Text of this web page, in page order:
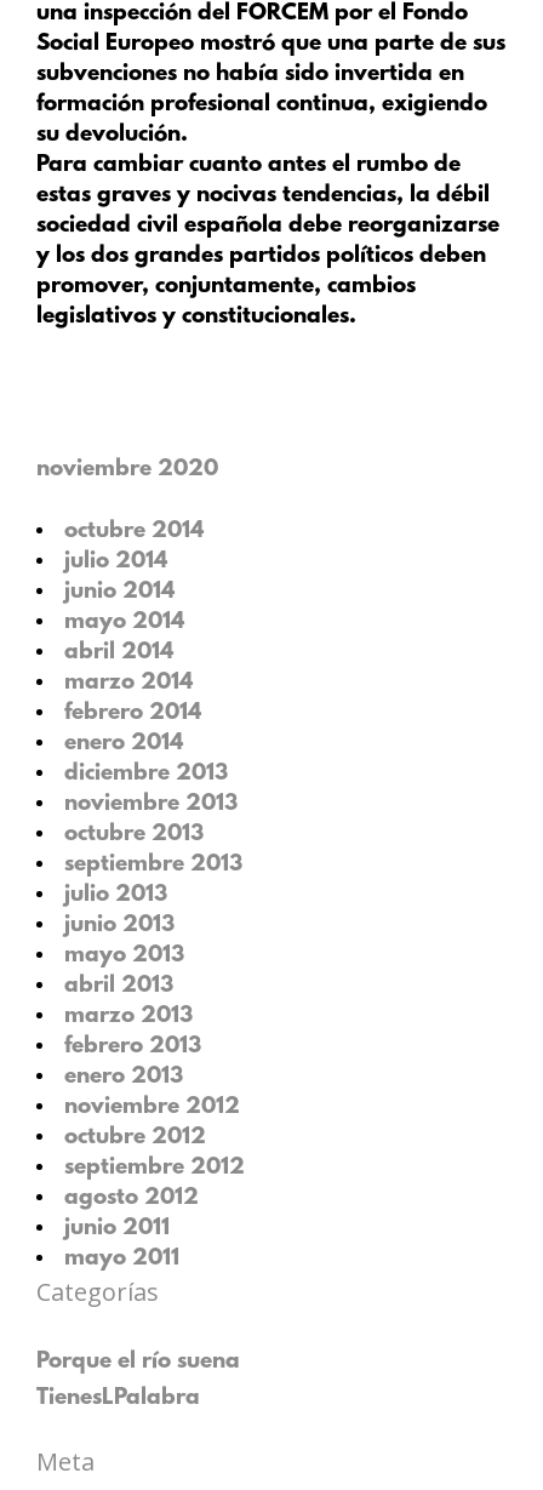
una inspección del FORCEM por el Fondo
Social Europeo mostró que una parte de sus
subvenciones no había sido invertida en
formación profesional continua, exigiendo
su devolución.
Para cambiar cuanto antes el rumbo de
estas graves y nocivas tendencias, la débil
sociedad civil española debe reorganizarse
y los dos grandes partidos políticos deben
promover, conjuntamente, cambios
legislativos y constitucionales.
noviembre 2020
octubre 2014
julio 2014
junio 2014
mayo 2014
abril 2014
marzo 2014
febrero 2014
enero 2014
diciembre 2013
noviembre 2013
octubre 2013
septiembre 2013
julio 2013
junio 2013
mayo 2013
abril 2013
marzo 2013
febrero 2013
enero 2013
noviembre 2012
octubre 2012
septiembre 2012
agosto 2012
junio 2011
mayo 2011
Categorías
Porque el río suena
TienesLPalabra
Meta